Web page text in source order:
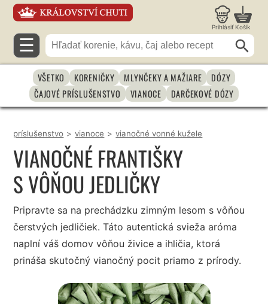
Prihlásiť Košík
☰
VŠETKO KORENIČKY MLYNČEKY A MAŽIARE
DÓZY
ČAJOVÉ PRÍSLUŠENSTVO
VIANOCE DARČEKOVÉ DÓZY
príslušenstvo > vianoce > vianočné vonné kužele
VIANOČNÉ FRANTIŠKY
S VÔŇOU JEDLIČKY
Pripravte sa na prechádzku zimným lesom s vôňou
čerstvých jedličiek. Táto autentická svieža aróma
naplní váš domov vôňou živice a ihličia, ktorá
prináša skutočný vianočný pocit priamo z prírody.